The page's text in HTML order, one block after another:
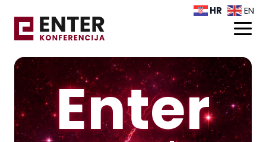
Enter
HR EN